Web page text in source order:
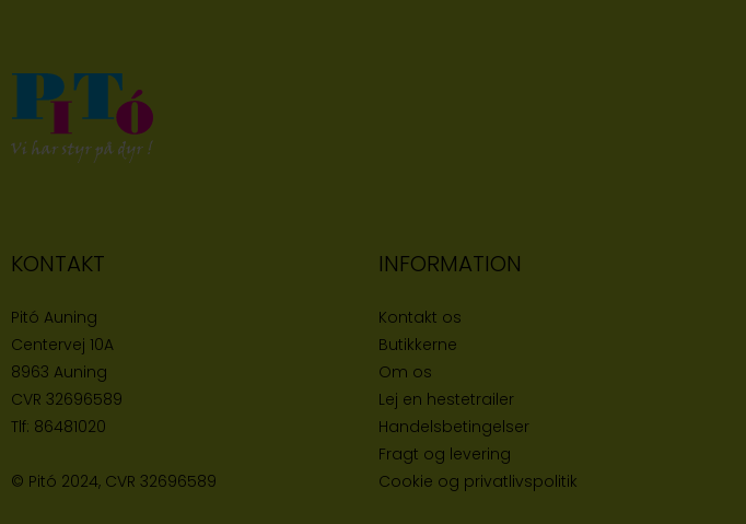
KONTAKT
Pitó Auning
Centervej 10A
8963 Auning
CVR 32696589
Tlf: 86481020
© Pitó 2024, CVR 32696589
INFORMATION
Kontakt os
Butikkerne
Om os
Lej en hestetrailer
Handelsbetingelser
Fragt og levering
Cookie og privatlivspolitik